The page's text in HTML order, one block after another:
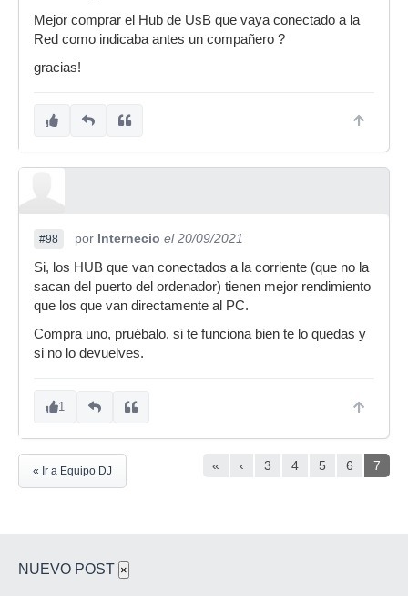
Mejor comprar el Hub de UsB que vaya conectado a la
Red como indicaba antes un compañero ?
gracias!
#98 por Internecio el 20/09/2021
Si, los HUB que van conectados a la corriente (que no la
sacan del puerto del ordenador) tienen mejor rendimiento
que los que van directamente al PC.
Compra uno, pruébalo, si te funciona bien te lo quedas y
si no lo devuelves.
1
« ‹ 3 4 5 6 7
« Ir a Equipo DJ
NUEVO POST ×